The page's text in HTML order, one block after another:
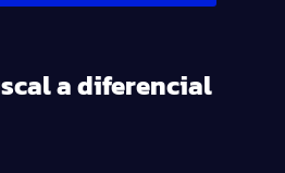
a diferencial